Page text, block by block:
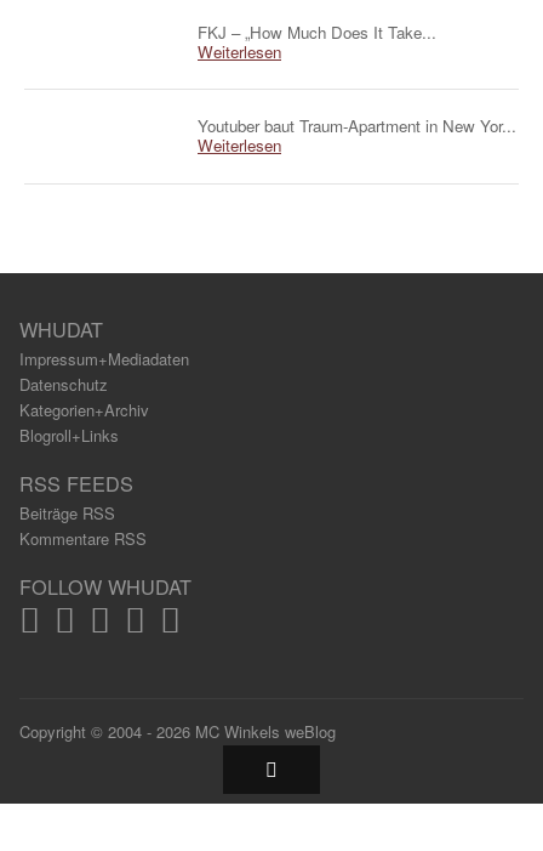
FKJ – „How Much Does It Take...
Weiterlesen
Youtuber baut Traum-Apartment in New Yor...
Weiterlesen
WHUDAT
Impressum+Mediadaten
Datenschutz
Kategorien+Archiv
Blogroll+Links
RSS FEEDS
Beiträge RSS
Kommentare RSS
FOLLOW WHUDAT
Copyright © 2004 - 2026 MC Winkels weBlog